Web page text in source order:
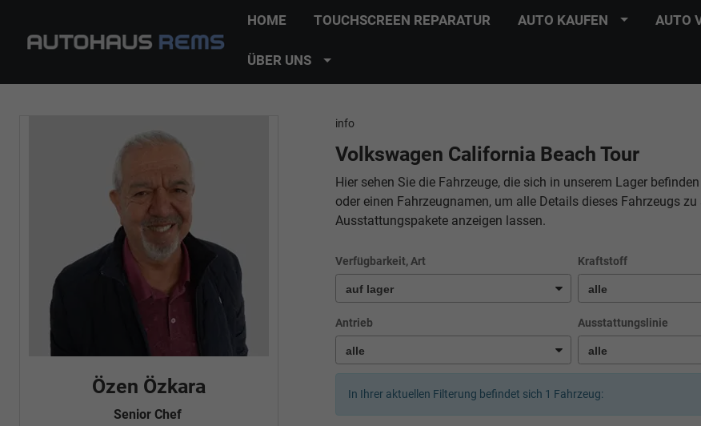
HOME TOUCHSCREEN REPARATUR AUTO KAUFEN AUTO
ÜBER UNS
info
Volkswagen California Beach Tour
Hier sehen Sie die Fahrzeuge, die sich in unserem Lager
oder einen Fahrzeugnamen, um alle Details dieses Fahrzeugs
Ausstattungspakete anzeigen lassen.
Verfügbarkeit, Art Kraftstoff
Antrieb Ausstattungslinie
In Ihrer aktuellen Filterung befindet sich 1 Fahrzeug:
Özen Özkara
Senior Chef
Fatma Özyürek Oguz
Automobilkaufrau -Verkauf/Einkauf Özden Özkara-